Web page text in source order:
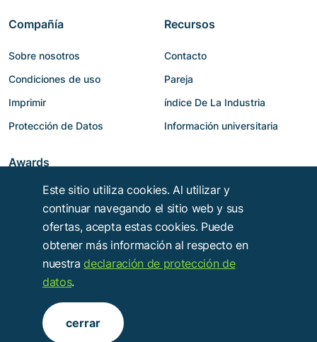
Compañía
Sobre nosotros
Condiciones de uso
Imprimir
Protección de Datos
Recursos
Contacto
Pareja
índice De La Industria
Información universitaria
Awards
Copyright © 2014 - 2026 Troy Verlags- und Werbungsgesellschaft mbH
Alle Rechte vorbehalten.
Este sitio utiliza cookies. Al utilizar y
continuar navegando el sitio web y sus
ofertas, acepta estas cookies. Puede
obtener más información al respecto en
nuestradeclaración de protección de
datos.
cerrar